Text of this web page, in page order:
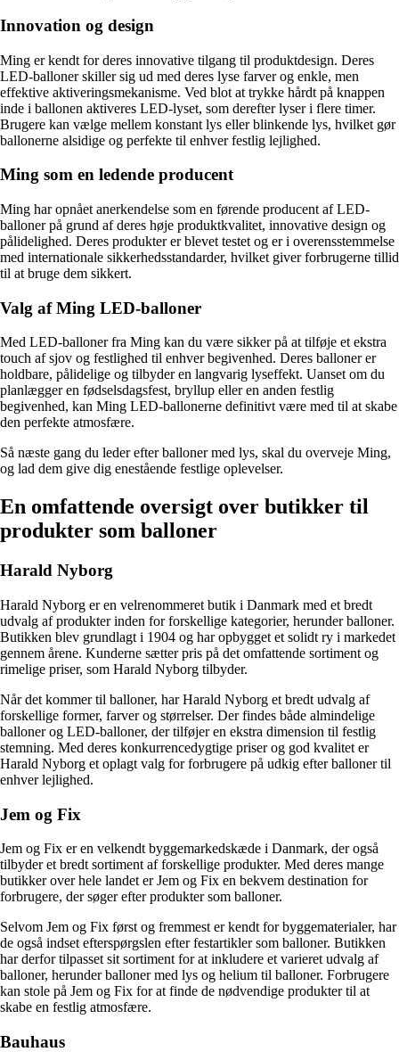
Innovation og design
Ming er kendt for deres innovative tilgang til produktdesign. Deres
LED-balloner skiller sig ud med deres lyse farver og enkle, men
effektive aktiveringsmekanisme. Ved blot at trykke hårdt på knappen
inde i ballonen aktiveres LED-lyset, som derefter lyser i flere timer.
Brugere kan vælge mellem konstant lys eller blinkende lys, hvilket gør
ballonerne alsidige og perfekte til enhver festlig lejlighed.
Ming som en ledende producent
Ming har opnået anerkendelse som en førende producent af LED-
balloner på grund af deres høje produktkvalitet, innovative design og
pålidelighed. Deres produkter er blevet testet og er i overensstemmelse
med internationale sikkerhedsstandarder, hvilket giver forbrugerne tillid
til at bruge dem sikkert.
Valg af Ming LED-balloner
Med LED-balloner fra Ming kan du være sikker på at tilføje et ekstra
touch af sjov og festlighed til enhver begivenhed. Deres balloner er
holdbare, pålidelige og tilbyder en langvarig lyseffekt. Uanset om du
planlægger en fødselsdagsfest, bryllup eller en anden festlig
begivenhed, kan Ming LED-ballonerne definitivt være med til at skabe
den perfekte atmosfære.
Så næste gang du leder efter balloner med lys, skal du overveje Ming,
og lad dem give dig enestående festlige oplevelser.
En omfattende oversigt over butikker til
produkter som balloner
Harald Nyborg
Harald Nyborg er en velrenommeret butik i Danmark med et bredt
udvalg af produkter inden for forskellige kategorier, herunder balloner.
Butikken blev grundlagt i 1904 og har opbygget et solidt ry i markedet
gennem årene. Kunderne sætter pris på det omfattende sortiment og
rimelige priser, som Harald Nyborg tilbyder.
Når det kommer til balloner, har Harald Nyborg et bredt udvalg af
forskellige former, farver og størrelser. Der findes både almindelige
balloner og LED-balloner, der tilføjer en ekstra dimension til festlig
stemning. Med deres konkurrencedygtige priser og god kvalitet er
Harald Nyborg et oplagt valg for forbrugere på udkig efter balloner til
enhver lejlighed.
Jem og Fix
Jem og Fix er en velkendt byggemarkedskæde i Danmark, der også
tilbyder et bredt sortiment af forskellige produkter. Med deres mange
butikker over hele landet er Jem og Fix en bekvem destination for
forbrugere, der søger efter produkter som balloner.
Selvom Jem og Fix først og fremmest er kendt for byggematerialer, har
de også indset efterspørgslen efter festartikler som balloner. Butikken
har derfor tilpasset sit sortiment for at inkludere et varieret udvalg af
balloner, herunder balloner med lys og helium til balloner. Forbrugere
kan stole på Jem og Fix for at finde de nødvendige produkter til at
skabe en festlig atmosfære.
Bauhaus